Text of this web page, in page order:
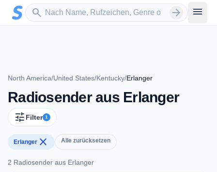
Zum Hauptinhalt springen
search
Sender suchen arrow_forward menu
North America/United States/Kentucky/Erlanger
Radiosender aus Erlanger
tune Filter 1
Erlanger close Alle zurücksetzen
2 Radiosender aus Erlanger